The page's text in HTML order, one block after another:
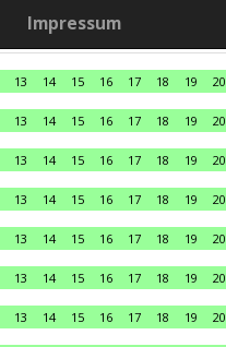
Impressum
13 14 15 16 17 18 19 20
13 14 15 16 17 18 19 20
13 14 15 16 17 18 19 20
13 14 15 16 17 18 19 20
13 14 15 16 17 18 19 20
13 14 15 16 17 18 19 20
13 14 15 16 17 18 19 20